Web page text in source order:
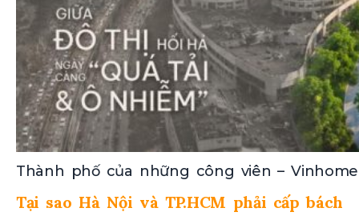
Thành phố của những công viên – Vinhome
Tại sao Hà Nội và TP.HCM phải cấp bách